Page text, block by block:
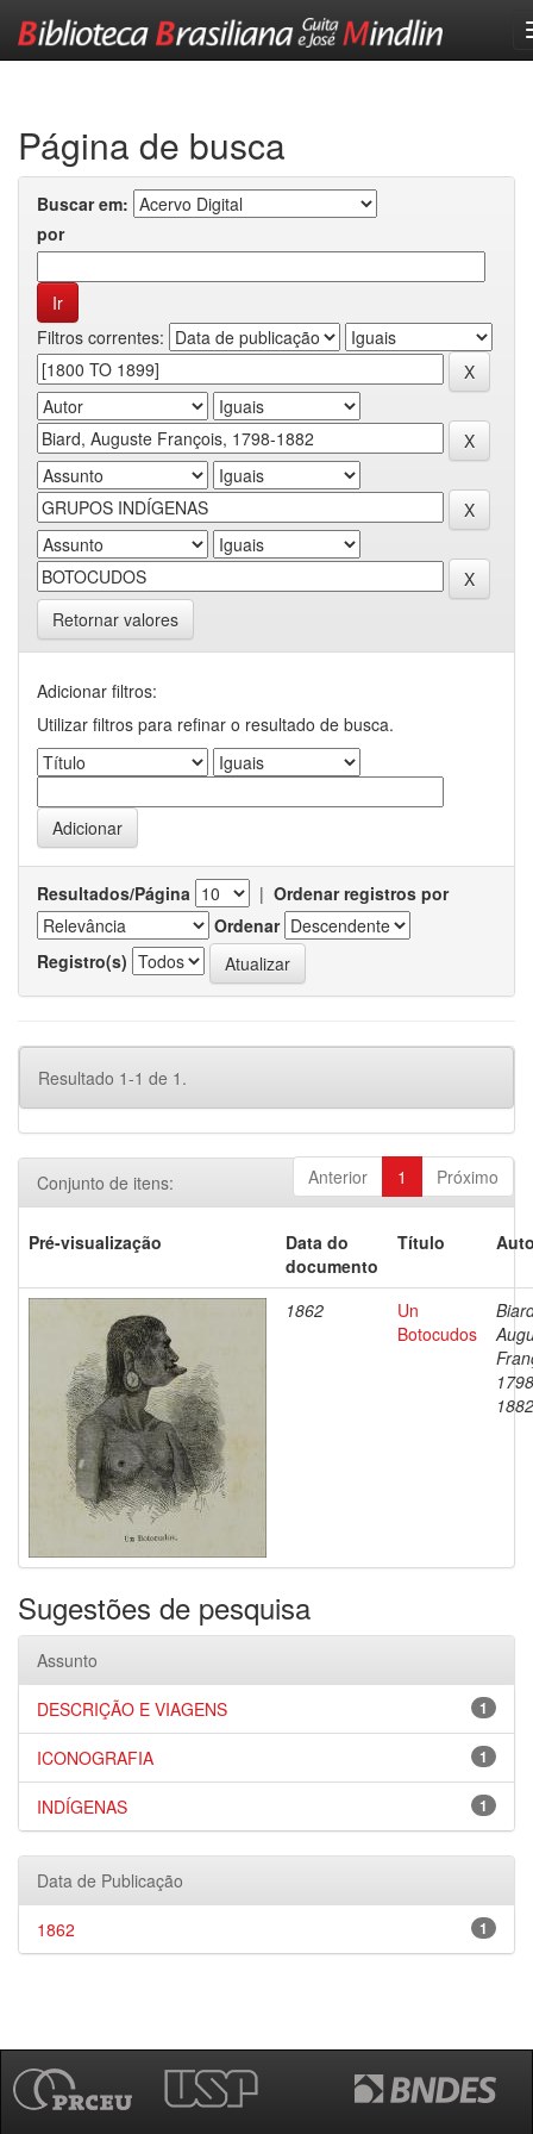
Página de busca
Buscar em:
por
Filtros correntes:
Retornar valores
Adicionar filtros:
Utilizar filtros para refinar o resultado de busca.
Resultados/Página | Ordenar registros por
Ordenar
Registro(s)
Resultado 1-1 de 1.
Anterior 1 Próximo
Conjunto de itens:
Pré-visualização
Data do
documento
Título
1862
Un
Botocudos
1882
Sugestões de pesquisa
Assunto
1
DESCRIÇÃO E VIAGENS
1
ICONOGRAFIA
1
INDÍGENAS
Data de Publicação
1
1862